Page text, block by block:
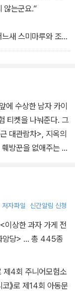
, 고양이 가면 사이
어 보이기도 했다.
않는군요.”
새 스미마루와 조그
던 신문을 들여다보
, 노랑이 님. 그 놀이
인걸요. 만약 카이도
니 되옵니다. 당최
에 수상한 남자 카이
티켓을 나눠준다. 그
대관람차>, 지옥의
방꾼을 없애주는 <
무시한 일을 겪게 될
저자파일 신간알림 신청
<이상한 과자 가게 전
앙당> … 총 445종
제4회 주니어모험소
》로 제14회 아동문